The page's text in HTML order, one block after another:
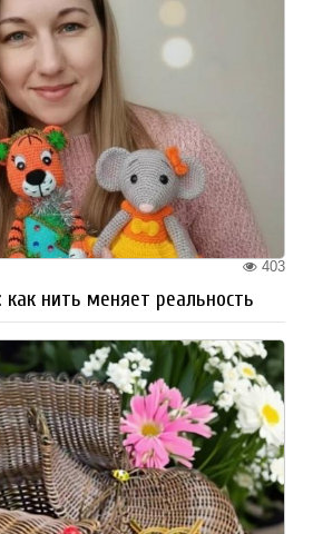
403
нить меняет реальность